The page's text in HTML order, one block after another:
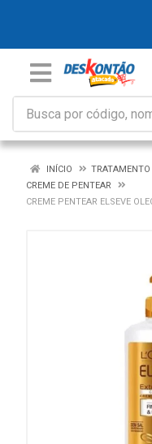
INÍCIO
TRATAMENTO
CREME DE PENTEAR
CREME PENTEAR ELSEVE